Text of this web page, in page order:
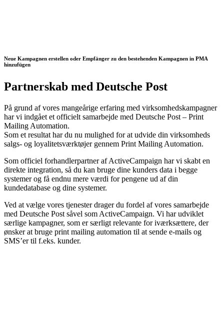
Neue Kampagnen erstellen oder Empfänger zu den bestehenden Kampagnen in PMA
hinzufügen
Partnerskab med Deutsche Post
På grund af vores mangeårige erfaring med virksomhedskampagner
har vi indgået et officielt samarbejde med Deutsche Post – Print
Mailing Automation.
Som et resultat har du nu mulighed for at udvide din virksomheds
salgs- og loyalitetsværktøjer gennem Print Mailing Automation.
Som officiel forhandlerpartner af ActiveCampaign har vi skabt en
direkte integration, så du kan bruge dine kunders data i begge
systemer og få endnu mere værdi for pengene ud af din
kundedatabase og dine systemer.
Ved at vælge vores tjenester drager du fordel af vores samarbejde
med Deutsche Post såvel som ActiveCampaign. Vi har udviklet
særlige kampagner, som er særligt relevante for iværksættere, der
ønsker at bruge print mailing automation til at sende e-mails og
SMS’er til f.eks. kunder.